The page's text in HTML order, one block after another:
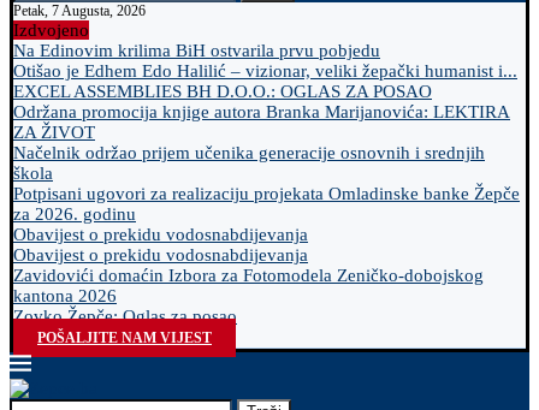
Petak, 7 Augusta, 2026
Izdvojeno
Na Edinovim krilima BiH ostvarila prvu pobjedu
Otišao je Edhem Edo Halilić – vizionar, veliki žepački humanist i...
EXCEL ASSEMBLIES BH D.O.O.: OGLAS ZA POSAO
Održana promocija knjige autora Branka Marijanovića: LEKTIRA
ZA ŽIVOT
Načelnik održao prijem učenika generacije osnovnih i srednjih
škola
Potpisani ugovori za realizaciju projekata Omladinske banke Žepče
za 2026. godinu
Obavijest o prekidu vodosnabdijevanja
Obavijest o prekidu vodosnabdijevanja
Zavidovići domaćin Izbora za Fotomodela Zeničko-dobojskog
kantona 2026
Zovko Žepče: Oglas za posao
POŠALJITE NAM VIJEST